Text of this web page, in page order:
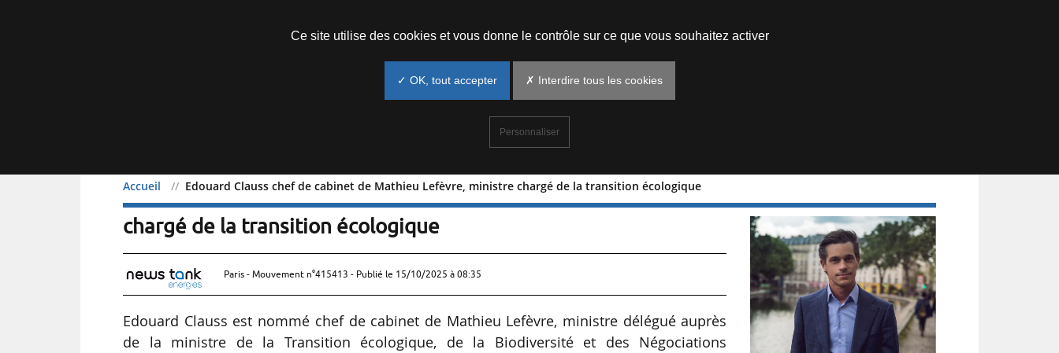
Accueil Edouard Clauss chef de cabinet de Mathieu Lefèvre, ministre chargé de la transition écologique
Edouard Clauss chef de cabinet de Mathieu Lefèvre, ministre
chargé de la transition écologique
Paris - Mouvement n°415413 - Publié le 15/10/2025 à 08:35
Edouard Clauss est nommé chef de cabinet de Mathieu Lefèvre, ministre délégué auprès
de la ministre de la Transition écologique, de la Biodiversité et des Négociations
Ce site utilise des cookies et vous donne le contrôle sur ce que vous souhaitez activer
✓ OK, tout accepter ✗ Interdire tous les cookies
Personnaliser